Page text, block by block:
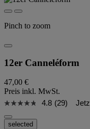
Pinch to zoom
12er Canneléform
47,00 €
Preis inkl. MwSt.
4.8 (29)
selected